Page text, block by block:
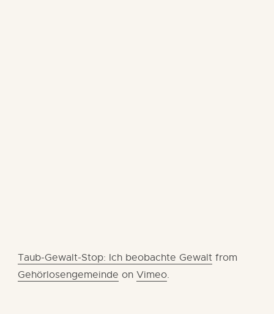
Taub-Gewalt-Stop: Ich beobachte Gewaltfrom
Gehörlosengemeinde on Vimeo.